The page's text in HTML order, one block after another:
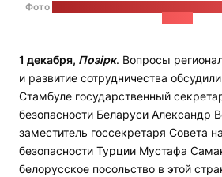
Фото
1 декабря, Позірк. Вопросы
и развитие сотрудничества
Стамбуле государственный
безопасности Беларуси Александр
заместитель госсекретаря Совета
безопасности Турции Мустафа
белорусское посольство в этой